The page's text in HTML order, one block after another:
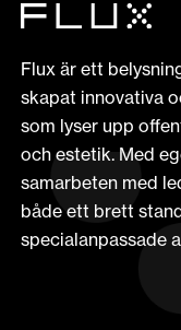
Flux är ett
skapat innovativa
som lyser upp
och estetik. Med
samarbeten med
både ett brett
specialanpassade